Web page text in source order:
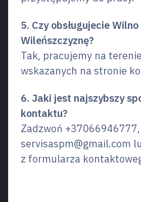
5. Czy obsługujecie Wilno
Wileńszczyznę?
Tak, pracujemy na
wskazanych na stronie
6. Jaki jest najszybszy
kontaktu?
Zadzwoń +37066946777,
servisaspm@gmail.com
z formularza